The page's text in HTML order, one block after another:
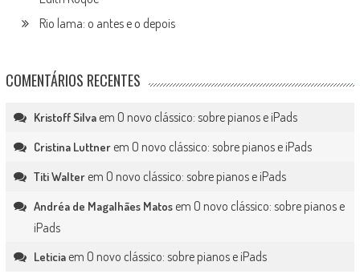
Rio lama: o antes e o depois
COMENTÁRIOS RECENTES
Kristoff Silvaem O novo clássico: sobre pianos e iPads
Cristina Luttnerem O novo clássico: sobre pianos e iPads
Titi Walterem O novo clássico: sobre pianos e iPads
Andréa de Magalhães Matosem O novo clássico: sobre pianos e
iPads
Leticiaem O novo clássico: sobre pianos e iPads